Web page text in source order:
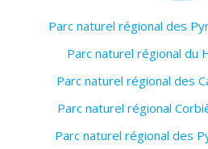
Parc naturel régional des
Parc naturel régional du
Parc naturel régional des
Parc naturel régional
Parc naturel régional des